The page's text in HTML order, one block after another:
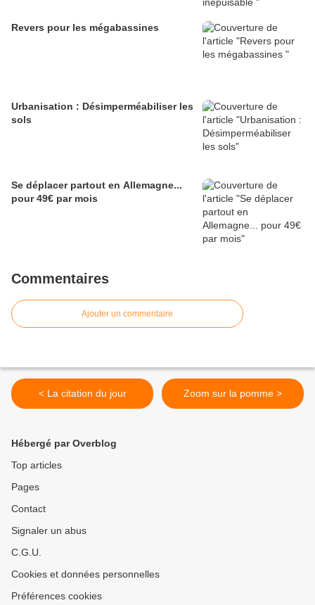
Revers pour les mégabassines
Urbanisation : Désimperméabiliser les
sols
Se déplacer partout en Allemagne...
pour 49€ par mois
Commentaires
Ajouter un commentaire
< La citation du jour Zoom sur la pomme >
Hébergé par Overblog
Top articles
Pages
Contact
Signaler un abus
C.G.U.
Cookies et données personnelles
Préférences cookies